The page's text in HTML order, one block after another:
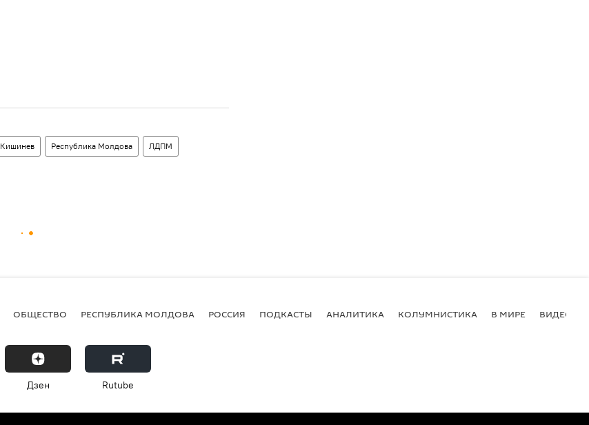
Кишинев Республика Молдова ЛДПМ
ОБЩЕСТВО РЕСПУБЛИКА МОЛДОВА РОССИЯ ПОДКАСТЫ АНАЛИТИКА КОЛУМНИСТИКА В МИРЕ ВИДЕО
Дзен Rutube